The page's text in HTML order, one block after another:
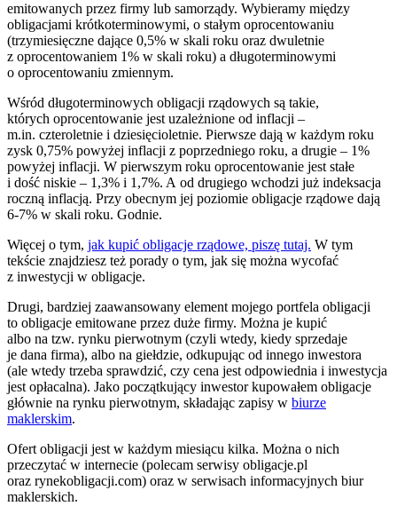
emitowanych przez firmy lub samorządy. Wybieramy między
obligacjami krótkoterminowymi, o stałym oprocentowaniu
(trzymiesięczne dające 0,5% w skali roku oraz dwuletnie
z oprocentowaniem 1% w skali roku) a długoterminowymi
o oprocentowaniu zmiennym.
Wśród długoterminowych obligacji rządowych są takie,
których oprocentowanie jest uzależnione od inflacji –
m.in. czteroletnie i dziesięcioletnie. Pierwsze dają w każdym roku
zysk 0,75% powyżej inflacji z poprzedniego roku, a drugie – 1%
powyżej inflacji. W pierwszym roku oprocentowanie jest stałe
i dość niskie – 1,3% i 1,7%. A od drugiego wchodzi już indeksacja
roczną inflacją. Przy obecnym jej poziomie obligacje rządowe dają
6-7% w skali roku. Godnie.
Więcej o tym, jak kupić obligacje rządowe, piszę tutaj. W tym
tekście znajdziesz też porady o tym, jak się można wycofać
z inwestycji w obligacje.
Drugi, bardziej zaawansowany element mojego portfela obligacji
to obligacje emitowane przez duże firmy. Można je kupić
albo na tzw. rynku pierwotnym (czyli wtedy, kiedy sprzedaje
je dana firma), albo na giełdzie, odkupując od innego inwestora
(ale wtedy trzeba sprawdzić, czy cena jest odpowiednia i inwestycja
jest opłacalna). Jako początkujący inwestor kupowałem obligacje
głównie na rynku pierwotnym, składając zapisy w biurze
maklerskim.
Ofert obligacji jest w każdym miesiącu kilka. Można o nich
przeczytać w internecie (polecam serwisy obligacje.pl
oraz rynekobligacji.com) oraz w serwisach informacyjnych biur
maklerskich.